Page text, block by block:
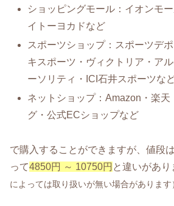
ショッピングモール：イオンモ
イトーヨカドなど
スポーツショップ：スポーツデ
キスポーツ・ヴィクトリア・ア
ーソリティ・ICI石井スポーツな
ネットショップ：Amazon・楽天
グ・公式ECショップなど
で購入することができますが、値段
って4850円 ～ 10750円 と違いがあり
によっては取り扱いが無い場合があります